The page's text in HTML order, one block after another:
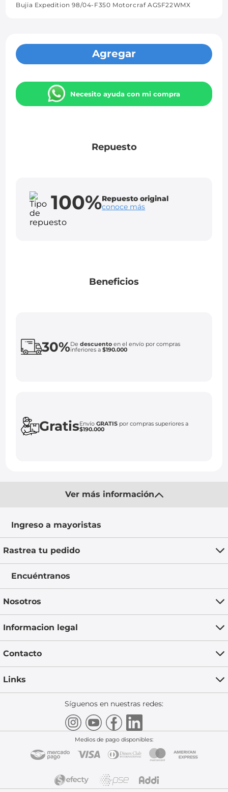
Bujia Expedition 98/04-F350 Motorcraf AGSF22WMX
Agregar
Necesito ayuda con mi compra
Repuesto
100%Repuesto original
conoce más
Beneficios
30%Dedescuento en el envío por compras
inferiores a$190.000
GratisEnvíoGRATIS por compras superiores a
$190.000
Ver más información
Ingreso a mayoristas
Rastrea tu pedido
Encuéntranos
Nosotros
Informacion legal
Contacto
Links
Síguenos en nuestras redes:
Medios de pago disponibles: